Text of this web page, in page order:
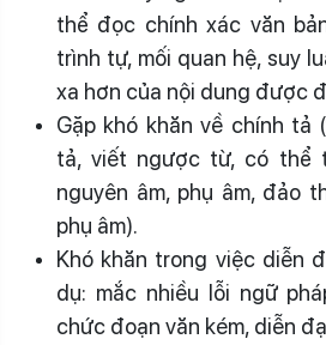
thể đọc chính xác văn
trình tự, mối quan hệ, suy
xa hơn của nội dung được
Gặp khó khăn về chính tả
tả, viết ngược từ, có thể
nguyên âm, phụ âm, đảo
phụ âm).
Khó khăn trong việc diễn
dụ: mắc nhiều lỗi ngữ
chức đoạn văn kém, diễn